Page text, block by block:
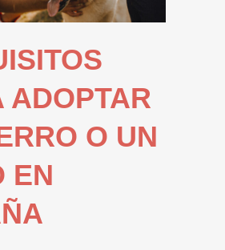
ADOPTAR
O UN
EN